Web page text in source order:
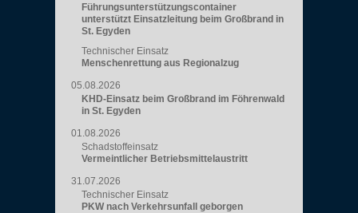
Führungsunterstützungscontainer
unterstützt Einsatzleitung beim Großbrand in
St. Egyden
Technischer Einsatz
Menschenrettung aus Regionalzug
05.08.2026
KHD-Einsatz beim Großbrand im Föhrenwald
in St. Egyden
01.08.2026
Schadstoffeinsatz
Vermeintlicher Betriebsmittelaustritt
31.07.2026
Technischer Einsatz
PKW nach Verkehrsunfall geborgen